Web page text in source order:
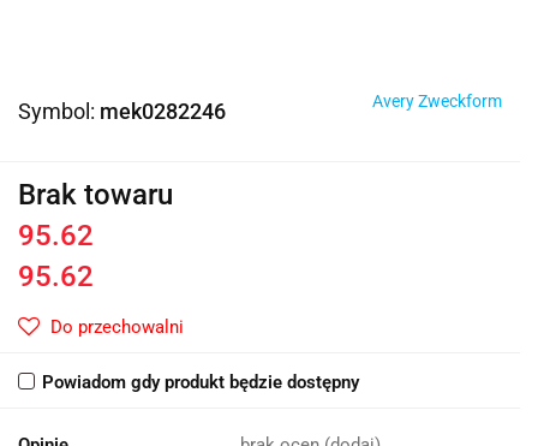
Symbol: mek0282246 Avery Zweckform
Brak towaru
95.62
95.62
Do przechowalni
Powiadom gdy produkt będzie dostępny